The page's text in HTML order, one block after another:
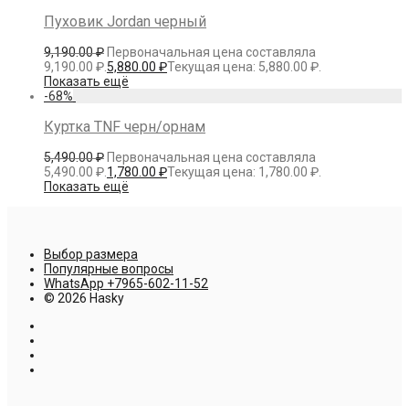
Пуховик Jordan черный
9,190.00₽ Первоначальная цена составляла
9,190.00 ₽. 5,880.00 ₽Текущая цена: 5,880.00 ₽.
Показать ещё
-68%
Куртка TNF черн/орнам
5,490.00₽ Первоначальная цена составляла
5,490.00 ₽. 1,780.00 ₽Текущая цена: 1,780.00 ₽.
Показать ещё
Выбор размера
Популярные вопросы
WhatsApp +7965-602-11-52
© 2026 Hasky